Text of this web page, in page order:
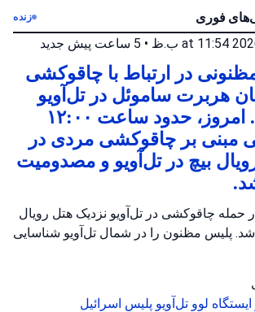
فوری زنده
• 5 ساعت پیش جدید
در ارتباط با چاقوکشی
هربرت ساموئل در تل‌آویو
بازداشت شد. امروز، حدود ساعت ۱۲:۰۰
مبنی بر چاقوکشی مردی در
بیچ در تل‌آویو و مصدومیت
حمله چاقوکشی در تل‌آویو نزدیک هتل رویال
پلیس مظنون را در شمال تل‌آویو شناسایی
ایستگاه لوو تل‌آویو پلیس اسرائیل